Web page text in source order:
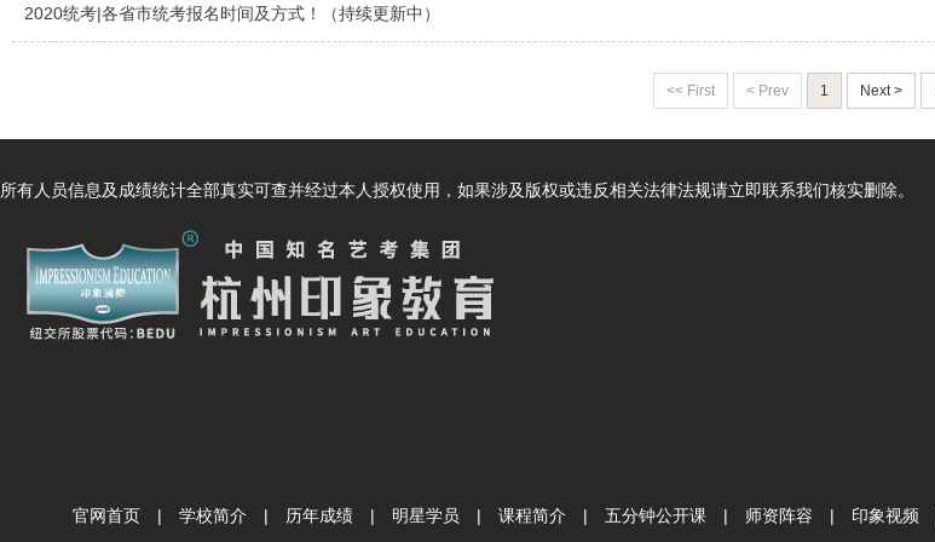
2020统考|各省市统考报名时间及方式！（持续更新中）
<< First < Prev 1 Next >
所有人员信息及成绩统计全部真实可查并经过本人授权使用，如果涉及版权或违反相关法律法规请立即联系我们核实删除。
官网首页 | 学校简介 | 历年成绩 | 明星学员 | 课程简介 | 五分钟公开课 | 师资阵容 | 印象视频